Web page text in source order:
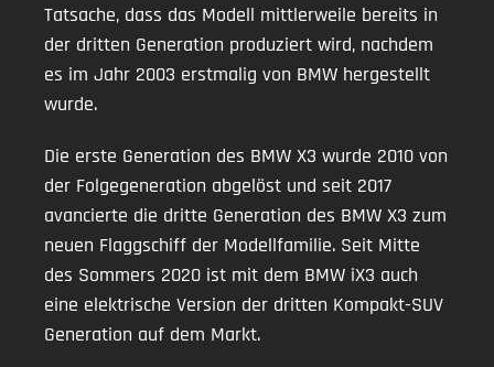
Tatsache, dass das Modell mittlerweile bereits in
der dritten Generation produziert wird, nachdem
es im Jahr 2003 erstmalig von BMW hergestellt
wurde.
Die erste Generation des BMW X3 wurde 2010 von
der Folgegeneration abgelöst und seit 2017
avancierte die dritte Generation des BMW X3 zum
neuen Flaggschiff der Modellfamilie. Seit Mitte
des Sommers 2020 ist mit dem BMW iX3 auch
eine elektrische Version der dritten Kompakt-SUV
Generation auf dem Markt.